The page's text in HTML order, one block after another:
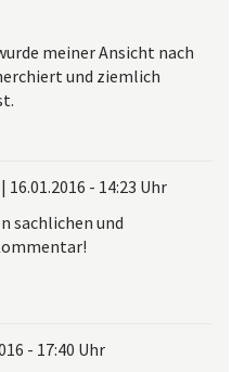
meiner Ansicht nach
und ziemlich
| 16.01.2016 - 14:23 Uhr
sachlichen und
- 17:40 Uhr